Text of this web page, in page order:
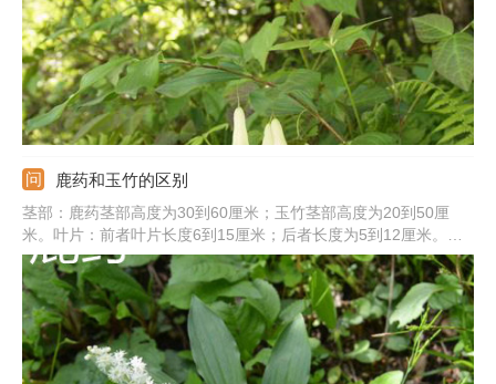
鹿药和玉竹的区别
茎部：鹿药茎部高度为30到60厘米；玉竹茎部高度为20到50厘
米。叶片：前者叶片长度6到15厘米；后者长度为5到12厘米。花
朵：前者花朵颜色为白色；后者颜色为黄绿色至白色。果实：前者
果实直径在5到6毫米；后者果实直径在7到10毫米。